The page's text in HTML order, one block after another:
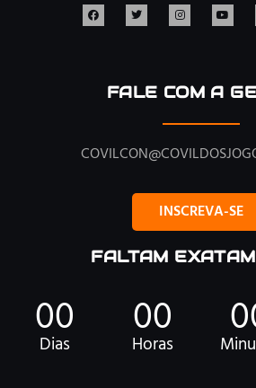
FALE COM A
INSCREVA-SE
FALTAM
00
Dias 00
Horas